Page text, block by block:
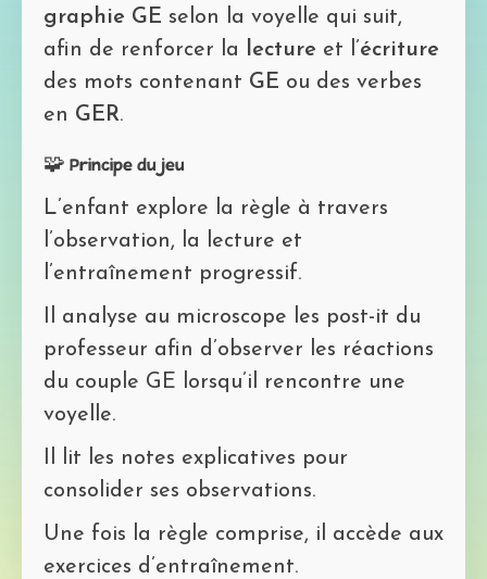
graphie GE selon la voyelle qui suit,
afin de renforcer la
lecture et l’écriture
des mots contenant GE ou des verbes
en GER.
🧩 Principe du jeu
L’enfant explore la règle à travers
l’observation, la lecture et
l’entraînement progressif.
Il analyse au microscope les post-it du
professeur afin d’observer les réactions
du couple GE lorsqu’il rencontre une
voyelle.
Il lit les notes explicatives pour
consolider ses observations.
Une fois la règle comprise, il accède aux
exercices d’entraînement.